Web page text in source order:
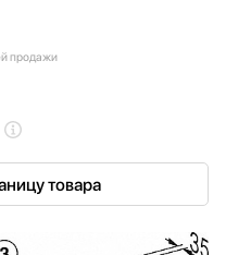
продажи
товара